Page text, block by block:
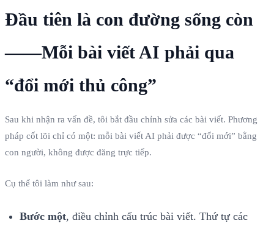
Đầu tiên là con đường sống còn
——Mỗi bài viết AI phải qua
“đổi mới thủ công”
Sau khi nhận ra vấn đề, tôi bắt đầu chỉnh sửa các bài viết. Phương
pháp cốt lõi chỉ có một: mỗi bài viết AI phải được “đổi mới” bằng
con người, không được đăng trực tiếp.
Cụ thể tôi làm như sau:
Bước một, điều chỉnh cấu trúc bài viết. Thứ tự các